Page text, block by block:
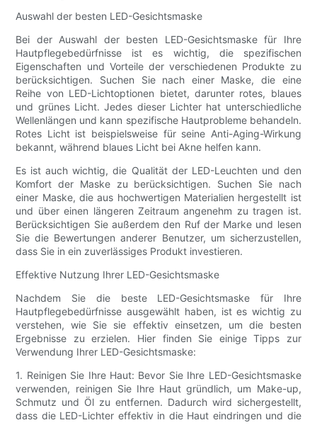
Auswahl der besten LED-Gesichtsmaske
Bei der Auswahl der besten LED-Gesichtsmaske für Ihre
Hautpflegebedürfnisse ist es wichtig, die spezifischen
Eigenschaften und Vorteile der verschiedenen Produkte zu
berücksichtigen. Suchen Sie nach einer Maske, die eine
Reihe von LED-Lichtoptionen bietet, darunter rotes, blaues
und grünes Licht. Jedes dieser Lichter hat unterschiedliche
Wellenlängen und kann spezifische Hautprobleme behandeln.
Rotes Licht ist beispielsweise für seine Anti-Aging-Wirkung
bekannt, während blaues Licht bei Akne helfen kann.
Es ist auch wichtig, die Qualität der LED-Leuchten und den
Komfort der Maske zu berücksichtigen. Suchen Sie nach
einer Maske, die aus hochwertigen Materialien hergestellt ist
und über einen längeren Zeitraum angenehm zu tragen ist.
Berücksichtigen Sie außerdem den Ruf der Marke und lesen
Sie die Bewertungen anderer Benutzer, um sicherzustellen,
dass Sie in ein zuverlässiges Produkt investieren.
Effektive Nutzung Ihrer LED-Gesichtsmaske
Nachdem Sie die beste LED-Gesichtsmaske für Ihre
Hautpflegebedürfnisse ausgewählt haben, ist es wichtig zu
verstehen, wie Sie sie effektiv einsetzen, um die besten
Ergebnisse zu erzielen. Hier finden Sie einige Tipps zur
Verwendung Ihrer LED-Gesichtsmaske:
1. Reinigen Sie Ihre Haut: Bevor Sie Ihre LED-Gesichtsmaske
verwenden, reinigen Sie Ihre Haut gründlich, um Make-up,
Schmutz und Öl zu entfernen. Dadurch wird sichergestellt,
dass die LED-Lichter effektiv in die Haut eindringen und die